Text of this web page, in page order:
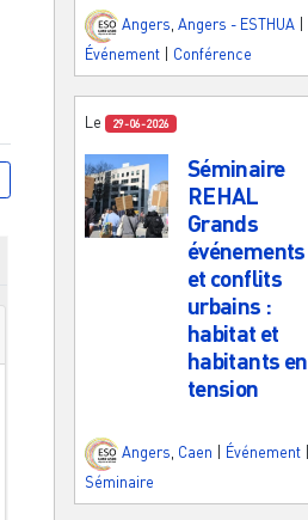
Angers Angers - ESTHUA
Événement
Conférence
Le 29-06-2026
Séminaire
REHAL
Grands
événements
et conflits
urbains :
habitat et
habitants en
tension
Angers, Caen Événement
Séminaire